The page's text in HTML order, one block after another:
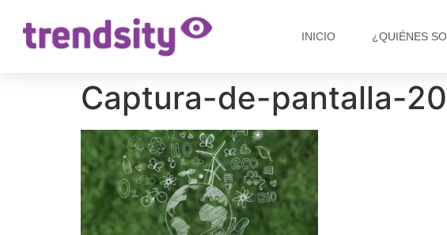
INICIO ¿QUIÉNES
Captura-de-pantalla-